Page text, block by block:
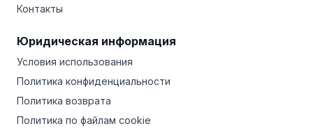
Контакты
Юридическая информация
Условия использования
Политика конфиденциальности
Политика возврата
Политика по файлам cookie